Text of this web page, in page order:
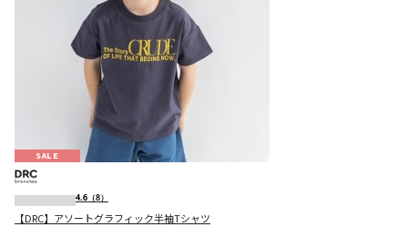
SALE
4.6 （8）
【DRC】アソートグラフィック半袖Tシャツ